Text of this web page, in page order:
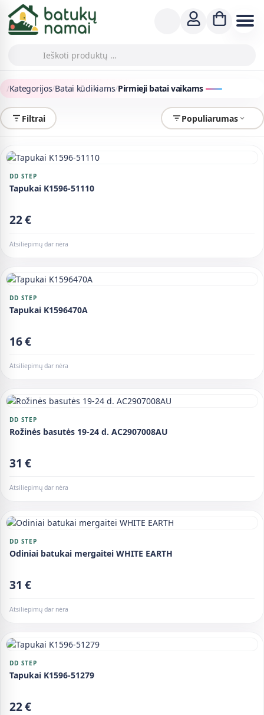
/Kategorijos/Batai kūdikiams/Pirmieji batai vaikams
Filtrai Populiarumas
DD STEP
Tapukai K1596-51110
22 €
Atsiliepimų dar nėra
DD STEP
Tapukai K1596470A
16 €
Atsiliepimų dar nėra
DD STEP
Rožinės basutės 19-24 d. AC2907008AU
31 €
Atsiliepimų dar nėra
DD STEP
Odiniai batukai mergaitei WHITE EARTH
31 €
Atsiliepimų dar nėra
DD STEP
Tapukai K1596-51279
22 €